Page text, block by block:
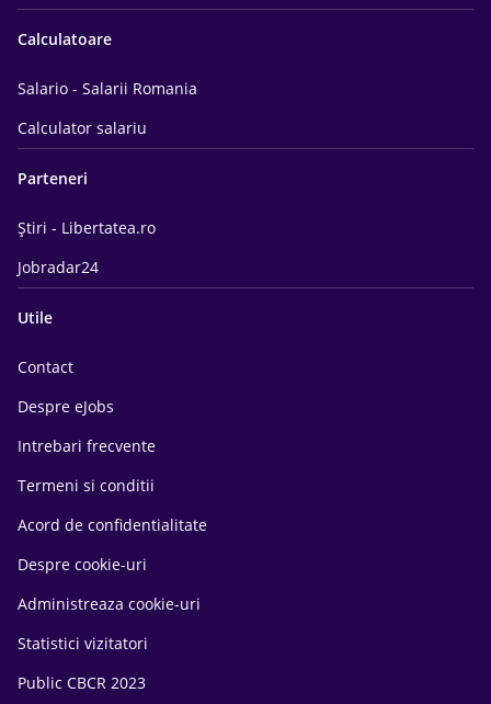
Calculatoare
Salario - Salarii Romania
Calculator salariu
Parteneri
Știri - Libertatea.ro
Jobradar24
Utile
Contact
Despre eJobs
Intrebari frecvente
Termeni si conditii
Acord de confidentialitate
Despre cookie-uri
Administreaza cookie-uri
Statistici vizitatori
Public CBCR 2023